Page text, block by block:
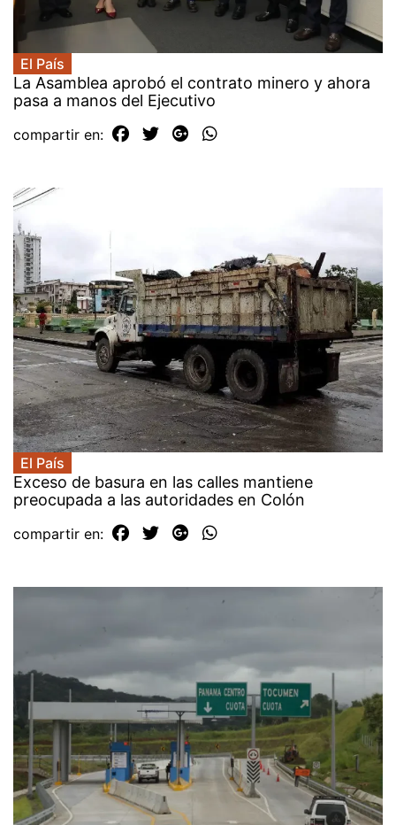
El País
La Asamblea aprobó el contrato minero y ahora
pasa a manos del Ejecutivo
compartir en:
El País
Exceso de basura en las calles mantiene
preocupada a las autoridades en Colón
compartir en: